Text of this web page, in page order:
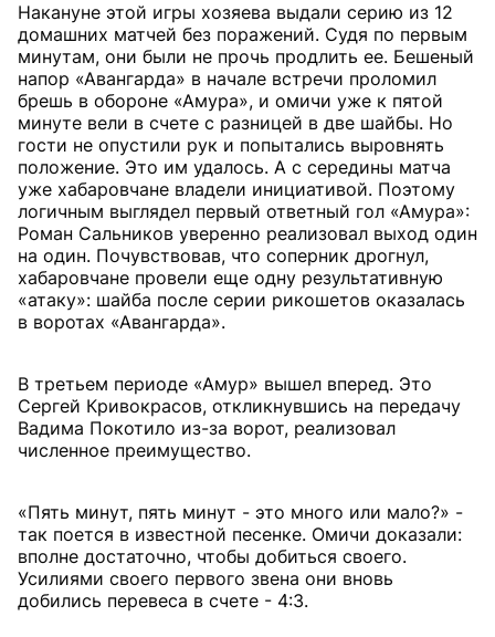
Накануне этой игры хозяева выдали серию из 12
домашних матчей без поражений. Судя по первым
минутам, они были не прочь продлить ее. Бешеный
напор «Авангарда» в начале встречи проломил
брешь в обороне «Амура», и омичи уже к пятой
минуте вели в счете с разницей в две шайбы. Но
гости не опустили рук и попытались выровнять
положение. Это им удалось. А с середины матча
уже хабаровчане владели инициативой. Поэтому
логичным выглядел первый ответный гол «Амура»:
Роман Сальников уверенно реализовал выход один
на один. Почувствовав, что соперник дрогнул,
хабаровчане провели еще одну результативную
«атаку»: шайба после серии рикошетов оказалась
в воротах «Авангарда».
В третьем периоде «Амур» вышел вперед. Это
Сергей Кривокрасов, откликнувшись на передачу
Вадима Покотило из-за ворот, реализовал
численное преимущество.
«Пять минут, пять минут - это много или мало?» -
так поется в известной песенке. Омичи доказали:
вполне достаточно, чтобы добиться своего.
Усилиями своего первого звена они вновь
добились перевеса в счете - 4:3.